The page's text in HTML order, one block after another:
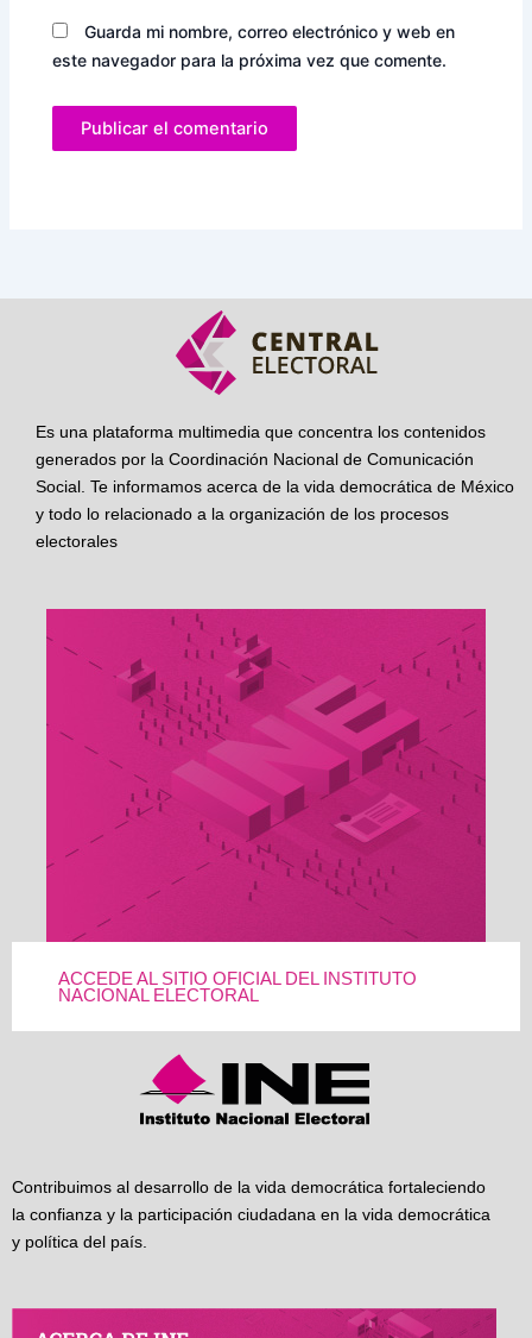
Guarda mi nombre, correo electrónico y web en
este navegador para la próxima vez que comente.
Es una plataforma multimedia que concentra los contenidos
generados por la Coordinación Nacional de Comunicación
Social. Te informamos acerca de la vida democrática de México
y todo lo relacionado a la organización de los procesos
electorales
ACCEDE AL SITIO OFICIAL DEL INSTITUTO
NACIONAL ELECTORAL
Contribuimos al desarrollo de la vida democrática fortaleciendo
la confianza y la participación ciudadana en la vida democrática
y política del país.